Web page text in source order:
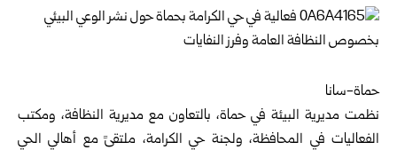
حماة-سانا
نظمت مديرية البيئة فيحماة، بالتعاون مع مديرية النظافة، ومكتب
الفعاليات في المحافظة، ولجنة حي الكرامة، ملتقىً مع أهالي الحي